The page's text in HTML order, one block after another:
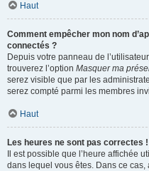
Haut
Comment empêcher mon nom
connectés ?
Depuis votre panneau de
trouverez l’option Masquer ma
serez visible que par les
serez compté parmi les membres
Haut
Les heures ne sont pas correctes !
Il est possible que l’heure affichée
dans lequel vous êtes. Dans ce cas,